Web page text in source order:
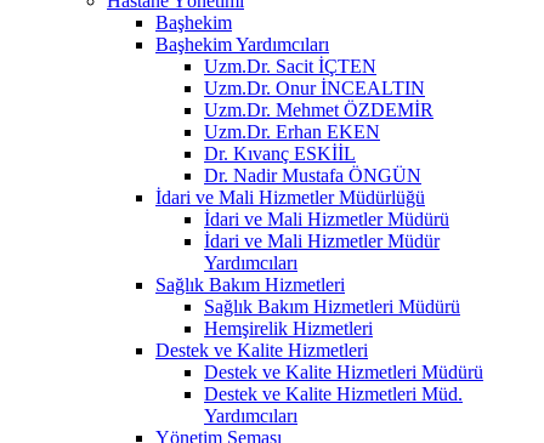
Başhekim
Başhekim Yardımcıları
Uzm.Dr. Sacit İÇTEN
Uzm.Dr. Onur İNCEALTIN
Uzm.Dr. Mehmet ÖZDEMİR
Uzm.Dr. Erhan EKEN
Dr. Kıvanç ESKİİL
Dr. Nadir Mustafa ÖNGÜN
İdari ve Mali Hizmetler Müdürlüğü
İdari ve Mali Hizmetler Müdürü
İdari ve Mali Hizmetler Müdür
Yardımcıları
Sağlık Bakım Hizmetleri
Sağlık Bakım Hizmetleri Müdürü
Hemşirelik Hizmetleri
Destek ve Kalite Hizmetleri
Destek ve Kalite Hizmetleri Müdürü
Destek ve Kalite Hizmetleri Müd.
Yardımcıları
Yönetim Şeması